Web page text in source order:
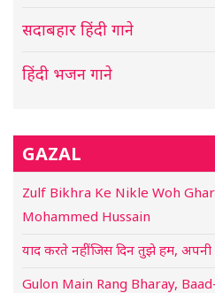
सदाबहार हिंदी गाने
हिंदी भजन गाने
GAZAL
Zulf Bikhra Ke Nikle Woh
Mohammed Hussain
याद करते नहीं जिस दिन तुझे हम,
Gulon Main Rang Bharay,